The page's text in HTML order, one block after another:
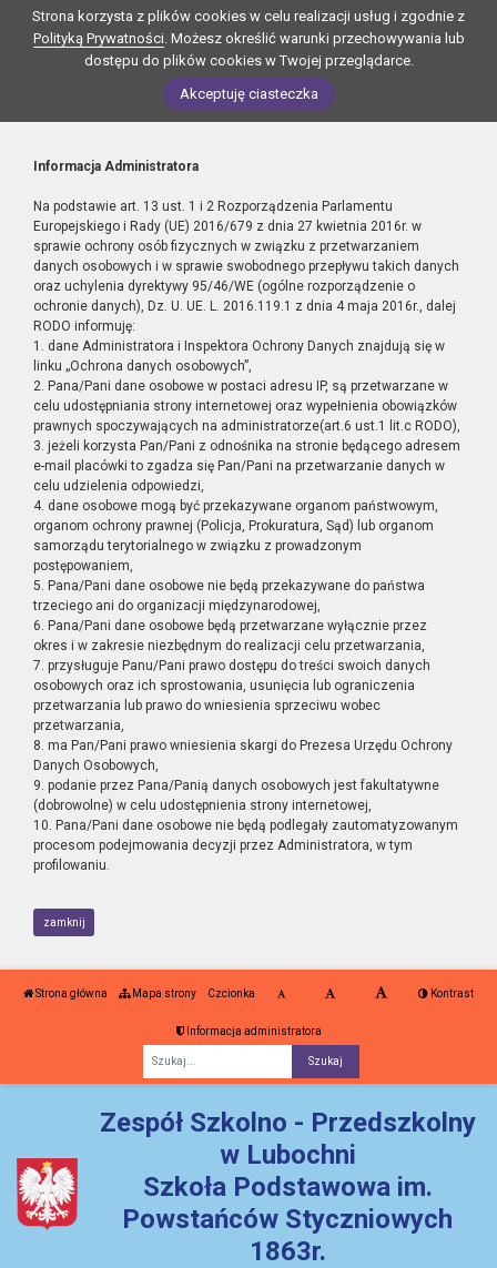
Strona korzysta z plików cookies w celu realizacji usług i zgodnie z
Polityką Prywatności. Możesz określić warunki przechowywania lub
dostępu do plików cookies w Twojej przeglądarce.
Akceptuję ciasteczka
Informacja Administratora
Na podstawie art. 13 ust. 1 i 2 Rozporządzenia Parlamentu
Europejskiego i Rady (UE) 2016/679 z dnia 27 kwietnia 2016r. w
sprawie ochrony osób fizycznych w związku z przetwarzaniem
danych osobowych i w sprawie swobodnego przepływu takich danych
oraz uchylenia dyrektywy 95/46/WE (ogólne rozporządzenie o
ochronie danych), Dz. U. UE. L. 2016.119.1 z dnia 4 maja 2016r., dalej
RODO informuję:
1. dane Administratora i Inspektora Ochrony Danych znajdują się w
linku „Ochrona danych osobowych”,
2. Pana/Pani dane osobowe w postaci adresu IP, są przetwarzane w
celu udostępniania strony internetowej oraz wypełnienia obowiązków
prawnych spoczywających na administratorze(art.6 ust.1 lit.c RODO),
3. jeżeli korzysta Pan/Pani z odnośnika na stronie będącego adresem
e-mail placówki to zgadza się Pan/Pani na przetwarzanie danych w
celu udzielenia odpowiedzi,
4. dane osobowe mogą być przekazywane organom państwowym,
organom ochrony prawnej (Policja, Prokuratura, Sąd) lub organom
samorządu terytorialnego w związku z prowadzonym
postępowaniem,
5. Pana/Pani dane osobowe nie będą przekazywane do państwa
trzeciego ani do organizacji międzynarodowej,
6. Pana/Pani dane osobowe będą przetwarzane wyłącznie przez
okres i w zakresie niezbędnym do realizacji celu przetwarzania,
7. przysługuje Panu/Pani prawo dostępu do treści swoich danych
osobowych oraz ich sprostowania, usunięcia lub ograniczenia
przetwarzania lub prawo do wniesienia sprzeciwu wobec
przetwarzania,
8. ma Pan/Pani prawo wniesienia skargi do Prezesa Urzędu Ochrony
Danych Osobowych,
9. podanie przez Pana/Panią danych osobowych jest fakultatywne
(dobrowolne) w celu udostępnienia strony internetowej,
10. Pana/Pani dane osobowe nie będą podlegały zautomatyzowanym
procesom podejmowania decyzji przez Administratora, w tym
profilowaniu.
zamknij
Strona główna Mapa strony Czcionka Kontrast
Informacja administratora
Zespół Szkolno - Przedszkolny
w Lubochni
Szkoła Podstawowa im.
Powstańców Styczniowych
1863r.